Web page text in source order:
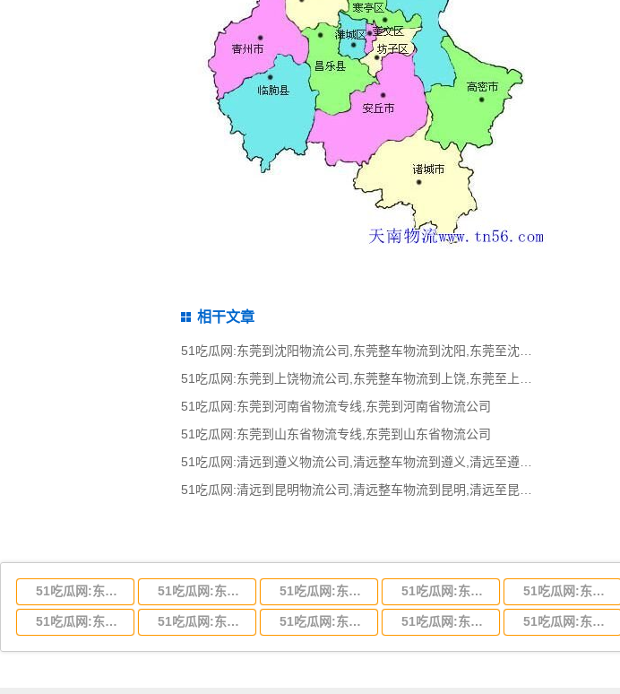
相干文章
51吃瓜网:东莞到河南省物流专线,东莞到河南省物流公司
51吃瓜网:东莞到山东省物流专线,东莞到山东省物流公司
51吃瓜网:清远到遵义物流公司,清远整车物流到遵义,清远至遵义物流专线 - 天南
51吃瓜网:东莞到湖北省物流专线,东莞到湖北省物流公司 51吃瓜网:东莞到河南省物流专线,东莞到河南省物流公司 51吃瓜网:东莞到湖南省物流专线,东莞到湖南省物流公司 51吃瓜网:东莞到河北省物流专线,东莞到河北省物流公司 51吃瓜网:东莞到吉林省物流运输,东莞到吉林省物流公司
51吃瓜网:东莞到云南省物流运输,东莞到云南省物流公司 51吃瓜网:东莞到江西省物流专线,东莞到江西省物流公司 51吃瓜网:东莞到安徽省物流专线,东莞到安徽省物流公司 51吃瓜网:东莞到山东省物流专线,东莞到山东省物流公司 51吃瓜网:东莞到江苏物流专线运输,东莞到江苏省物流公司